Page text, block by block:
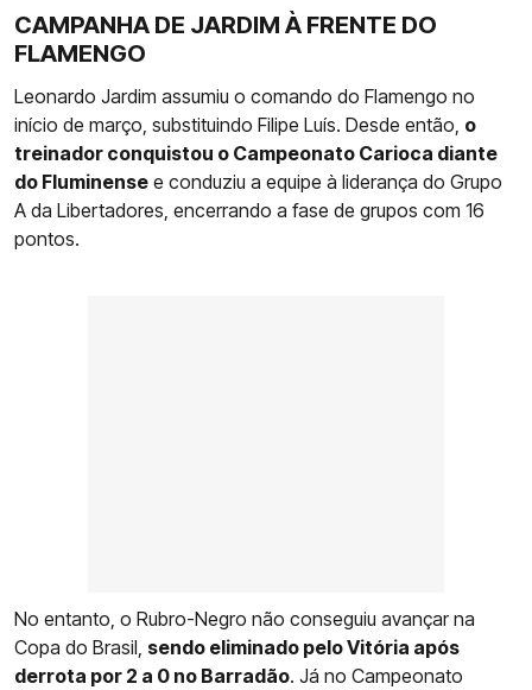
CAMPANHA DE JARDIM À FRENTE DO
FLAMENGO
Leonardo Jardim assumiu o comando do Flamengo no
início de março, substituindo Filipe Luís. Desde então, o
treinador conquistou o Campeonato Carioca diante
do Fluminense e conduziu a equipe à liderança do Grupo
A da Libertadores, encerrando a fase de grupos com 16
pontos.
No entanto, o Rubro-Negro não conseguiu avançar na
Copa do Brasil, sendo eliminado pelo Vitória após
derrota por 2 a 0 no Barradão. Já no Campeonato